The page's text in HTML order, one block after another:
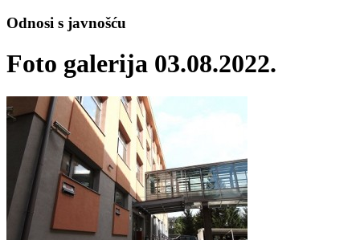
Odnosi s javnošću
Foto galerija 03.08.2022.